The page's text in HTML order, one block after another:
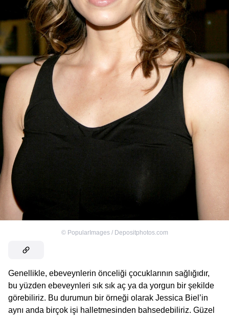
© PopularImages / Depositphotos.com
Genellikle, ebeveynlerin önceliği çocuklarının sağlığıdır,
bu yüzden ebeveynleri sık sık aç ya da yorgun bir şekilde
görebiliriz. Bu durumun bir örneği olarak Jessica Biel’in
aynı anda birçok işi halletmesinden bahsedebiliriz. Güzel